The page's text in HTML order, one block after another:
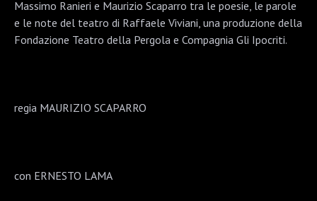
Massimo Ranieri e Maurizio Scaparro tra le poesie, le parole
e le note del teatro di Raffaele Viviani, una produzione della
Fondazione Teatro della Pergola e Compagnia Gli Ipocriti.
regia MAURIZIO SCAPARRO
con ERNESTO LAMA